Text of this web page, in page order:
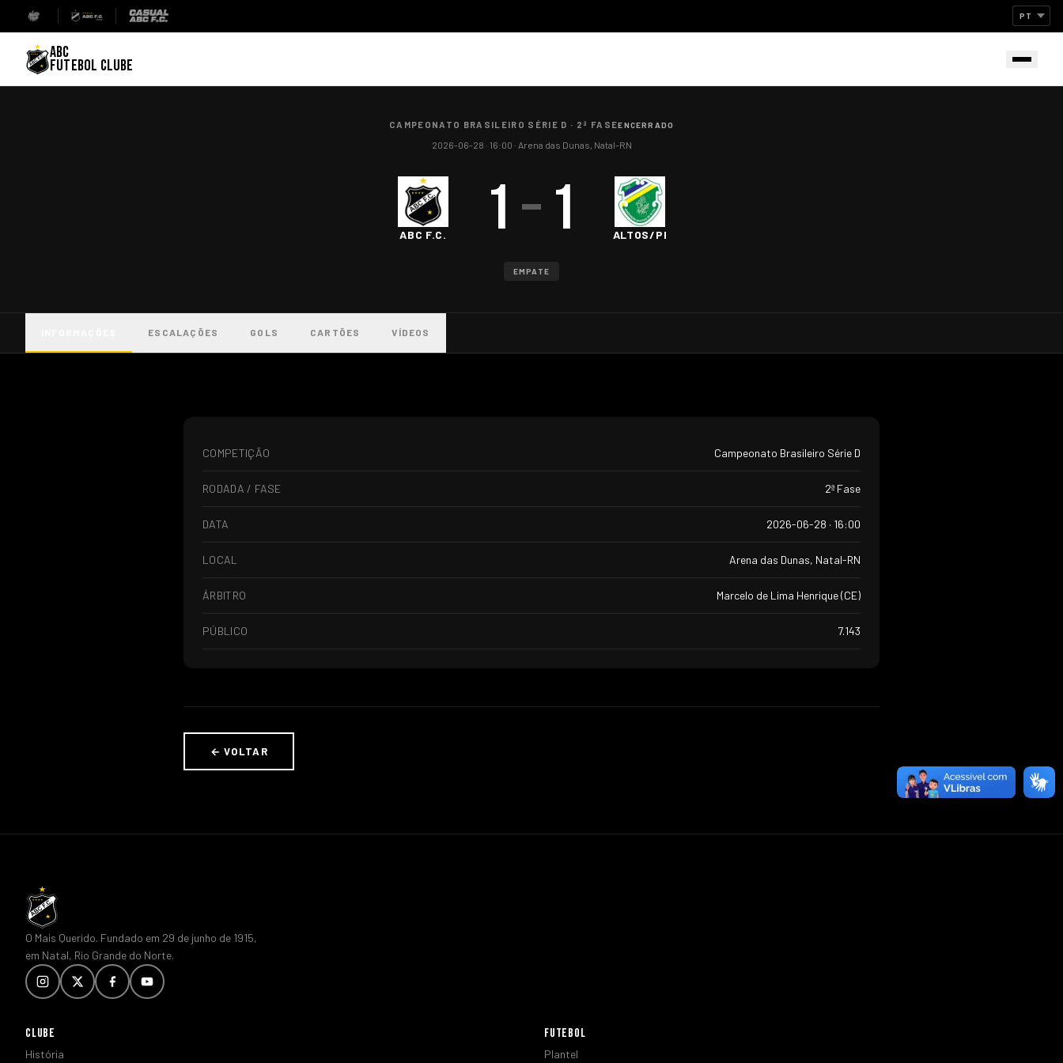
ABC
FUTEBOL CLUBE
CAMPEONATO BRASILEIRO SÉRIE D · 2ª FASEENCERRADO
2026-06-28 · 16:00 · Arena das Dunas, Natal-RN
ABC F.C. 1 –1 ALTOS/PI
EMPATE
ESCALAÇÕES GOLS CARTÕES VÍDEOS
COMPETIÇÃO Campeonato Brasileiro Série D
RODADA / FASE 2ª Fase
DATA 2026-06-28 · 16:00
LOCAL Arena das Dunas, Natal-RN
ÁRBITRO Marcelo de Lima Henrique (CE)
PÚBLICO 7.143
← VOLTAR
O Mais Querido. Fundado em 29 de junho de 1915,
em Natal, Rio Grande do Norte.
CLUBE
História
FUTEBOL
Plantel